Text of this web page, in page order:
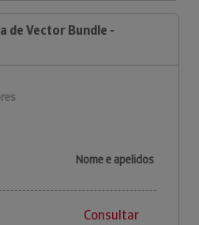
de Vector Bundle -
Nome e apelidos
Consultar